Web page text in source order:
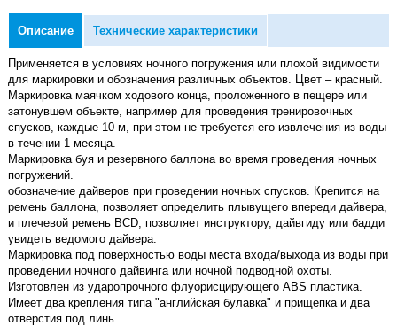
Описание Технические характеристики
Применяется в условиях ночного погружения или плохой видимости
для маркировки и обозначения различных объектов. Цвет – красный.
Маркировка маячком ходового конца, проложенного в пещере или
затонувшем объекте, например для проведения тренировочных
спусков, каждые 10 м, при этом не требуется его извлечения из воды
в течении 1 месяца.
Маркировка буя и резервного баллона во время проведения ночных
погружений.
обозначение дайверов при проведении ночных спусков. Крепится на
ремень баллона, позволяет определить плывущего впереди дайвера,
и плечевой ремень BCD, позволяет инструктору, дайвгиду или бадди
увидеть ведомого дайвера.
Маркировка под поверхностью воды места входа/выхода из воды при
проведении ночного дайвинга или ночной подводной охоты.
Изготовлен из ударопрочного флуорисцирующего ABS пластика.
Имеет два крепления типа "английская булавка" и прищепка и два
отверстия под линь.